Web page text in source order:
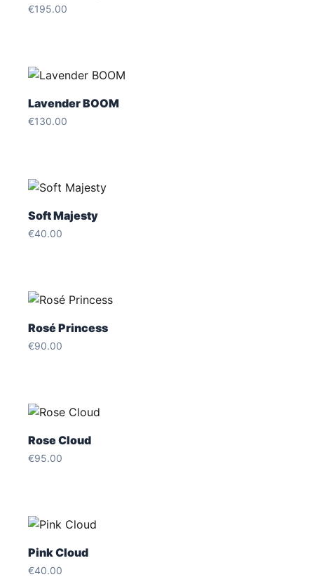
€195.00
Lavender BOOM
€130.00
Soft Majesty
€40.00
Rosé Princess
€90.00
Rose Cloud
€95.00
Pink Cloud
€40.00